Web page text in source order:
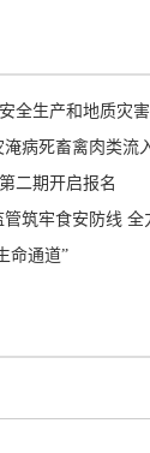
全生产和地质灾
淹病死畜禽肉类流
二期开启报名
牢食安防线 全力护
命通道”